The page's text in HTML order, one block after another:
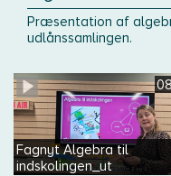
Præsentation af
udlånssamlingen.
Fagnyt Algebra til
indskolingen_ut